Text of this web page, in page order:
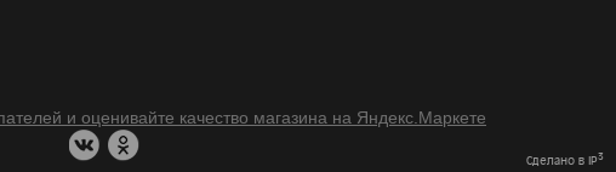
Сделано в IP3